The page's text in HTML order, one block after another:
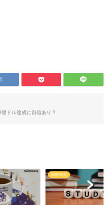
ドル達成に自信あり？
銘柄研究